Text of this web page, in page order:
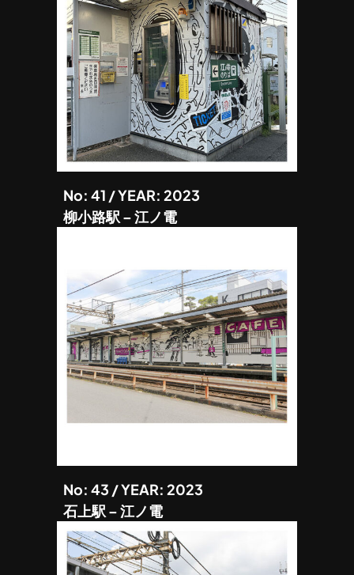
No: 41 / YEAR: 2023
柳小路駅 – 江ノ電
No: 43 / YEAR: 2023
石上駅 – 江ノ電